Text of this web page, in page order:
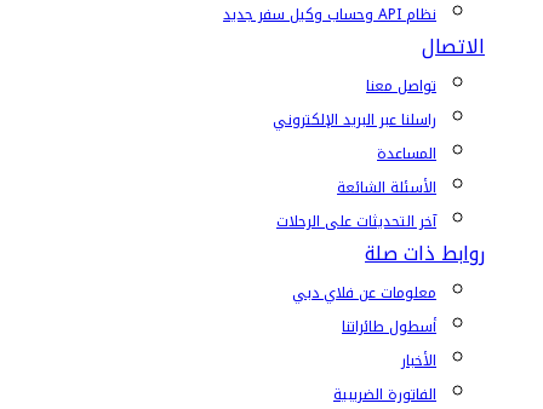
نظام API وحساب وكيل سفر جديد
الاتصال
تواصل معنا
راسلنا عبر البريد الإلكتروني
المساعدة
الأسئلة الشائعة
آخر التحديثات على الرحلات
روابط ذات صلة
معلومات عن فلاي دبي
أسطول طائراتنا
الأخبار
الفاتورة الضريبية